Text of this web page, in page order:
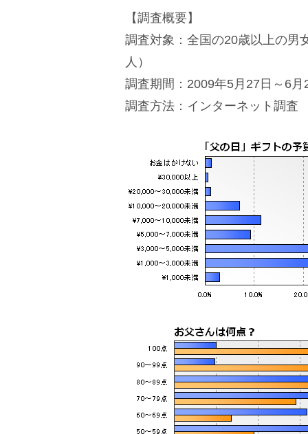
【調査概要】
調査対象：全国の20歳以上の男
人）
調査期間：2009年5月27日～6月
調査方法：インターネット調査